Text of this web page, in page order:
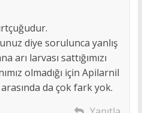
diye sorulunca yanlış
arı larvası sattığımızı
olmadığı için Apilarnil
da çok fark yok.